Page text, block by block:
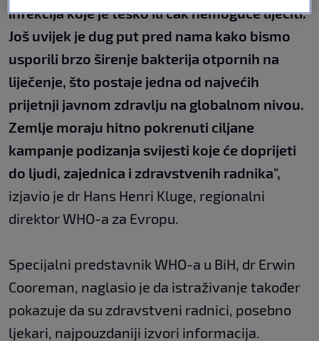
infekcija koje je teško ili čak nemoguće liječiti.
Još uvijek je dug put pred nama kako bismo
usporili brzo širenje bakterija otpornih na
liječenje, što postaje jedna od najvećih
prijetnji javnom zdravlju na globalnom nivou.
Zemlje moraju hitno pokrenuti ciljane
kampanje podizanja svijesti koje će doprijeti
do ljudi, zajednica i zdravstvenih radnika",
izjavio je dr Hans Henri Kluge, regionalni
direktor WHO-a za Evropu.
Specijalni predstavnik WHO-a u BiH, dr Erwin
Cooreman, naglasio je da istraživanje također
pokazuje da su zdravstveni radnici, posebno
ljekari, najpouzdaniji izvori informacija.